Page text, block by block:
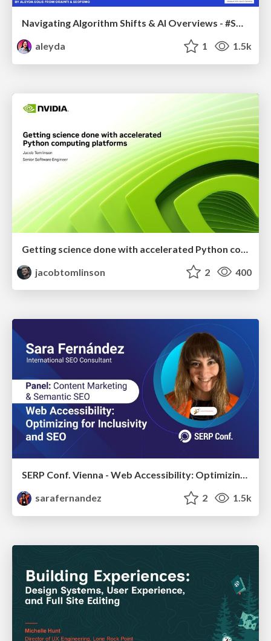
Navigating Algorithm Shifts & AI Overviews - #SMXNext
aleyda
1 1.5k
jacobtomlinson
2 400
SERP Conf. Vienna - Web Accessibility: Optimizing for Inclusivity and SEO
sarafernandez
2 1.5k